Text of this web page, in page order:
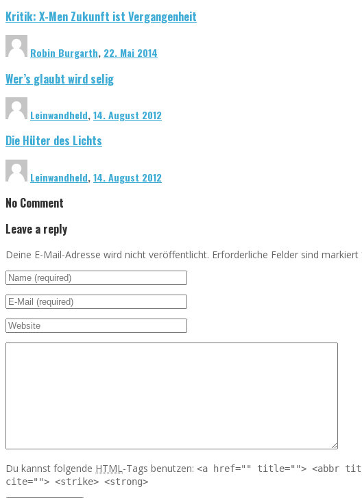
Kritik: X-Men Zukunft ist Vergangenheit
Robin Burgarth, 22. Mai 2014
Wer’s glaubt wird selig
Leinwandheld,14. August 2012
Die Hüter des Lichts
Leinwandheld,14. August 2012
No Comment
Leave a reply
Deine E-Mail-Adresse wird nicht veröffentlicht. Erforderliche Felder sind markiert
Du kannst folgende HTML -Tags benutzen: <a href="" title=""> <abbr
cite=""> <strike> <strong>